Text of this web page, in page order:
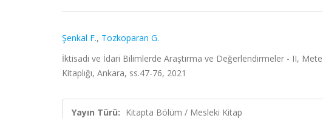
Şenkal F., Tozkoparan G.
İktisadi ve İdari Bilimlerde Araştırma ve Değerlendirmeler - II,
Kitaplığı, Ankara, ss.47-76, 2021
Yayın Türü: Kitapta Bölüm / Mesleki Kitap